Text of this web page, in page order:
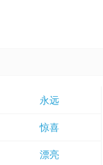
永远
惊喜
漂亮